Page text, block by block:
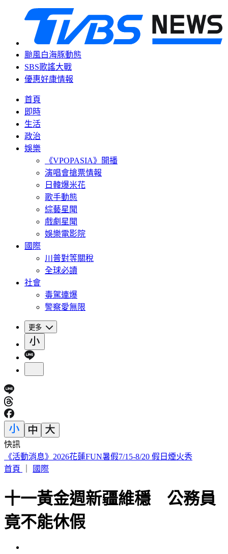
颱風白海豚動態
SBS歌謠大戰
優惠好康情報
首頁
即時
生活
政治
娛樂
《VPOPASIA》開播
演唱會搶票情報
日韓爆米花
歌手動態
綜藝星聞
戲劇星聞
娛樂電影院
國際
川普對等關稅
全球必讀
社會
毒駕連爆
警察愛無限
更多
快訊
印度女與兄大吵後暴走！ 竟朝9月大姪子嘴裡「猛灌強力
膠」
十一黃金週新疆維穩 公務員
竟不能休假